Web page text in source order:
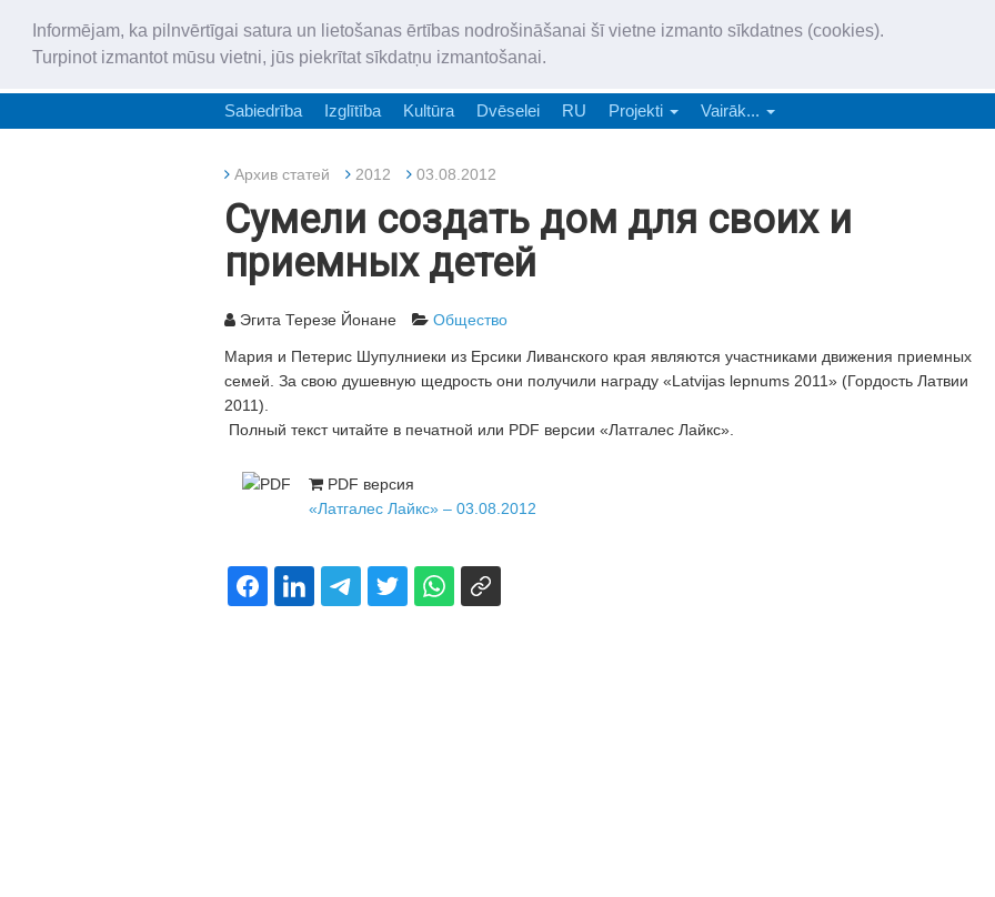
Informējam, ka pilnvērtīgai satura un lietošanas ērtības nodrošināšanai šī vietne izmanto sīkdatnes (cookies).
Turpinot izmantot mūsu vietni, jūs piekrītat sīkdatņu izmantošanai.
„Latgales Laiks” latviešu valodā aptver Daugavpils valstspilsētu,
Sabiedrība Izglītība Kultūra Dvēselei RU Projekti Vairāk...
Архив статей 2012 03.08.2012
Сумели создать дом для своих и
приемных детей
Эгита Терезе Йонане Общество
Мария и Петерис Шупулниеки из Ерсики Ливанского края являются участниками движения приемных
семей. За свою душевную щедрость они получили награду «Latvijas lepnums 2011» (Гордость Латвии
2011).
Полный текст читайте в печатной или PDF версии «Латгалес Лайкс».
PDF версия
«Латгалес Лайкс» – 03.08.2012